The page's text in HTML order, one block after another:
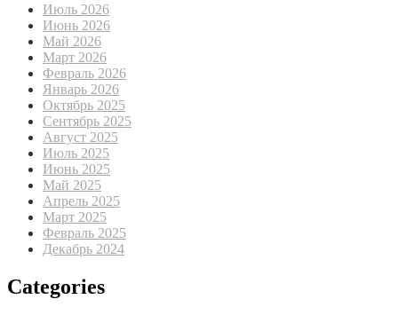
Июль 2026
Июнь 2026
Май 2026
Март 2026
Февраль 2026
Январь 2026
Октябрь 2025
Сентябрь 2025
Август 2025
Июль 2025
Июнь 2025
Май 2025
Апрель 2025
Март 2025
Февраль 2025
Декабрь 2024
Categories